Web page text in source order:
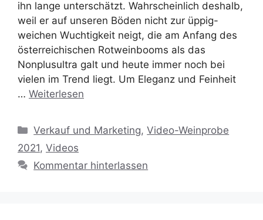
ihn lange unterschätzt. Wahrscheinlich deshalb,
weil er auf unseren Böden nicht zur üppig-
weichen Wuchtigkeit neigt, die am Anfang des
österreichischen Rotweinbooms als das
Nonplusultra galt und heute immer noch bei
vielen im Trend liegt. Um Eleganz und Feinheit
… Weiterlesen
Kategorien
Verkauf und Marketing,Video-Weinprobe
2021, Videos
Kommentar hinterlassen